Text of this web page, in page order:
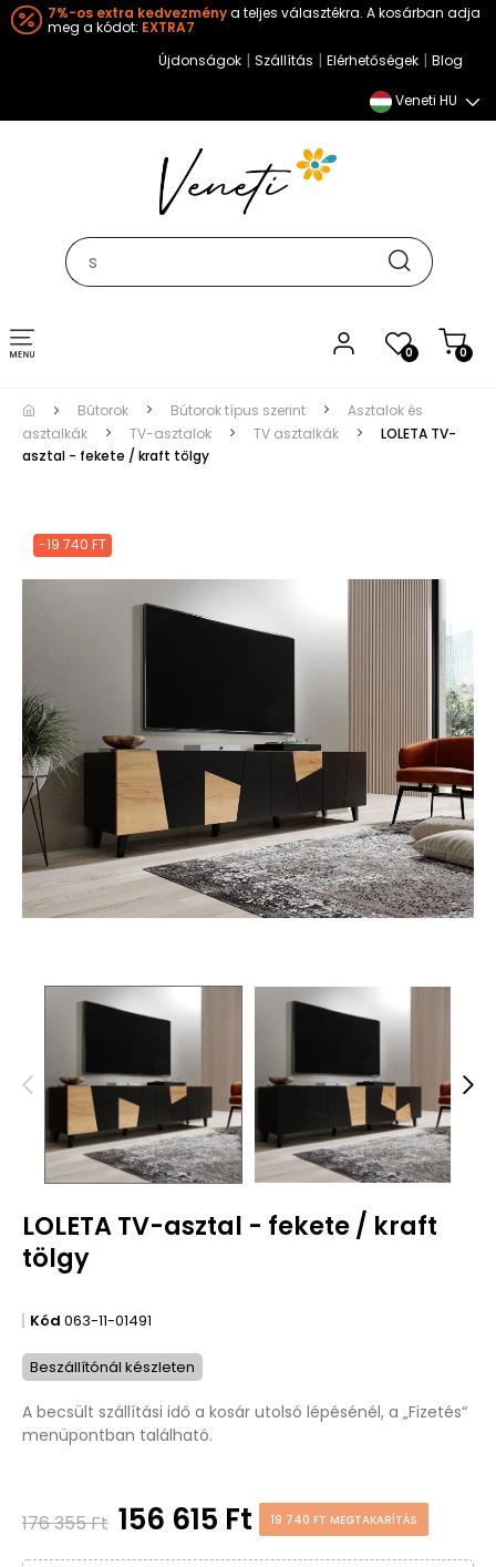
7%-os extra kedvezménya teljes választékra. A kosárban adja
meg a kódot: EXTRA7
Újdonságok | Szállítás | Elérhetőségek | Blog
Veneti HU
0 0
Toggle
navigation
Bútorok Bútorok típus szerint
Asztalok és
asztalkák
TV-asztalok TV asztalkák
LOLETA TV-
asztal - fekete / kraft tölgy
-19 740 FT
LOLETA TV-asztal - fekete / kraft
tölgy
Kód 063-11-01491
Beszállítónál készleten
A becsült szállítási idő a kosár utolsó lépésénél, a „Fizetés“
menüpontban található.
176 355 Ft 156 615 Ft 19 740 FT MEGTAKARÍTÁS